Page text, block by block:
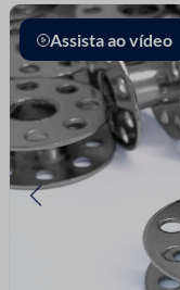
Assista ao vídeo
3º
botão
4º
elastico
5
renda
6º
ziper
7º
linha costura
8º
passamanaria